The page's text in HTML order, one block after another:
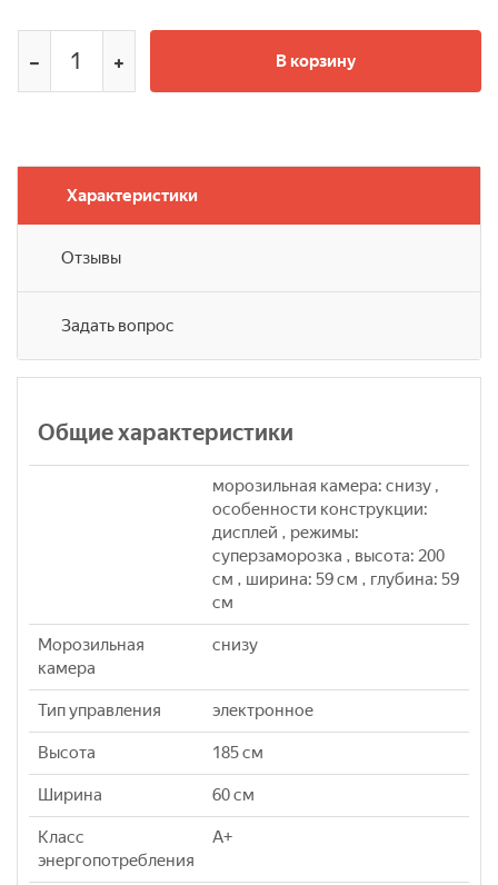
В корзину
Характеристики
Отзывы
Задать вопрос
Общие характеристики
морозильная камера: снизу ,
особенности конструкции:
дисплей , режимы:
суперзаморозка , высота: 200
см , ширина: 59 см , глубина: 59
см
Морозильная
камера
снизу
Тип управления электронное
Высота 185 см
Ширина 60 см
Класс
энергопотребления
A+